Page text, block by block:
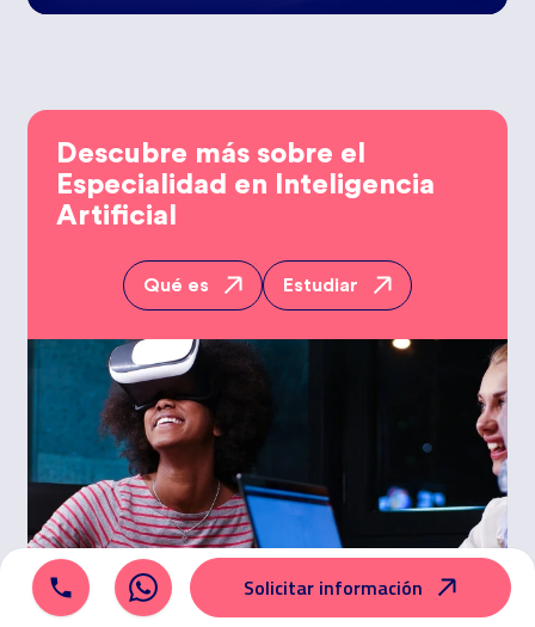
Descubre más sobre el
Especialidad en
Inteligencia
Artificial
Qué es Estudiar
Solicitar información